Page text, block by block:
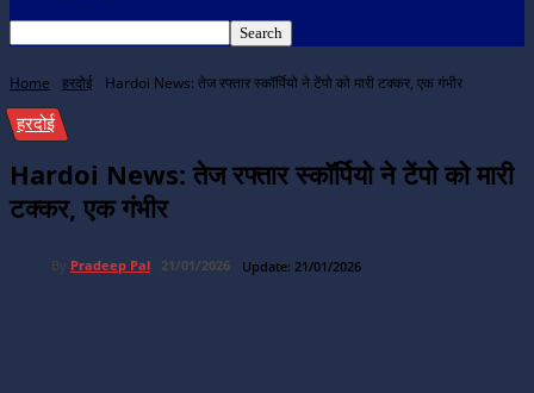
Home हरदोई Hardoi News: तेज रफ्तार स्कॉर्पियो ने टेंपो को मारी टक्कर, एक गंभीर
हरदोई
Hardoi News: तेज रफ्तार स्कॉर्पियो ने टेंपो को मारी
टक्कर, एक गंभीर
By Pradeep Pal 21/01/2026 Update: 21/01/2026